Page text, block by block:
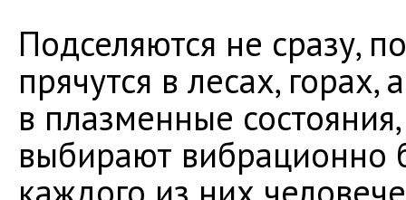
Подселяются не сразу,
прячутся в лесах,
в плазменные
выбирают